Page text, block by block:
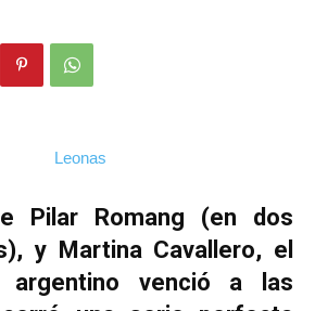
Pilar Romang (en dos
y Martina Cavallero, el
argentino venció a las